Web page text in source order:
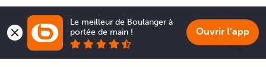
Le meilleur de Boulanger à
portée de main !
Ouvrir l'app